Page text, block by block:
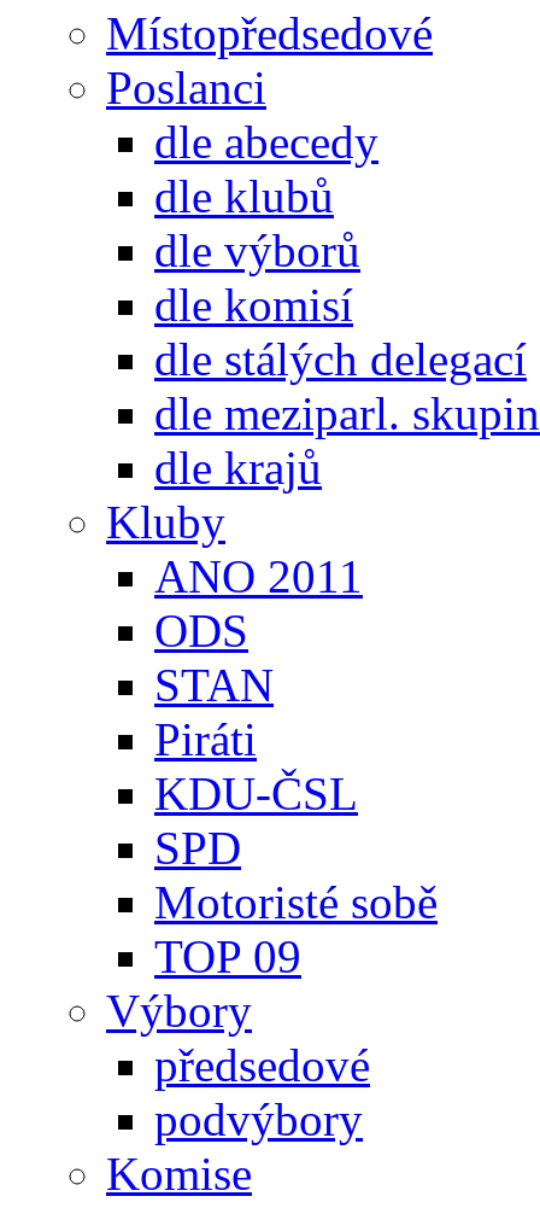
Místopředsedové
Poslanci
dle abecedy
dle klubů
dle výborů
dle komisí
dle stálých delegací
dle meziparl. skupin
dle krajů
Kluby
ANO 2011
ODS
STAN
Piráti
KDU-ČSL
SPD
Motoristé sobě
TOP 09
Výbory
předsedové
podvýbory
Komise